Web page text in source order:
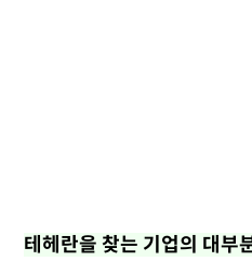
테헤란을 찾는 기업의 대부